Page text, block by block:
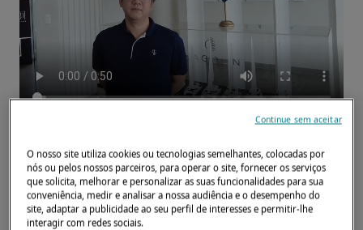
Início Concessionários TAM SON YACHTING Co., Ltd.
O nosso site utiliza cookies ou tecnologias semelhantes, colocadas por
nós ou pelos nossos parceiros, para operar o site, fornecer os serviços
que solicita, melhorar e personalizar as suas funcionalidades para sua
conveniência, medir e analisar a nossa audiência e o desempenho do
site, adaptar a publicidade ao seu perfil de interesses e permitir-lhe
interagir com redes sociais.
Continue sem aceitar